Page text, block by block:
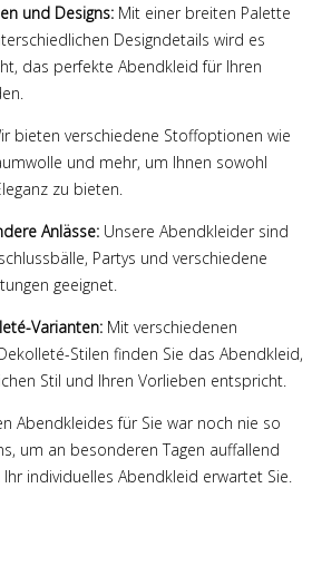
und Designs: Mit einer breiten Palette
Designdetails wird es
das perfekte Abendkleid für Ihren
bieten verschiedene Stoffoptionen wie
und mehr, um Ihnen sowohl
zu bieten.
Anlässe: Unsere Abendkleider sind
Partys und verschiedene
geeignet.
Varianten: Mit verschiedenen
Stilen finden Sie das Abendkleid,
Stil und Ihren Vorlieben entspricht.
Abendkleides für Sie war noch nie so
um an besonderen Tagen auffallend
individuelles Abendkleid erwartet Sie.